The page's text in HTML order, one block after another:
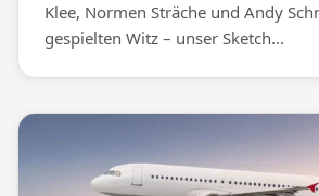
Klee, Normen Sträche und Andy
gespielten Witz – unser Sketch...